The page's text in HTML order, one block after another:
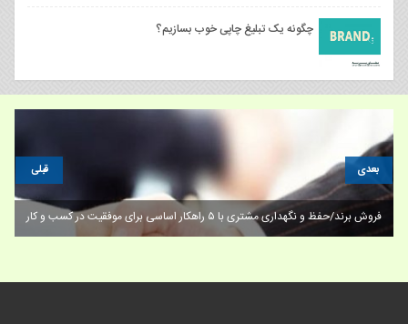
چگونه یک تبلیغ چاپی خوب بسازیم؟
خرید و ثبت برند صنایع دستی
قبلی بعدی